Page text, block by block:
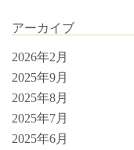
アーカイブ
2026年2月
2025年9月
2025年8月
2025年7月
2025年6月